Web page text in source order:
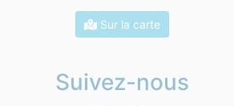
Sur la carte
Suivez-nous